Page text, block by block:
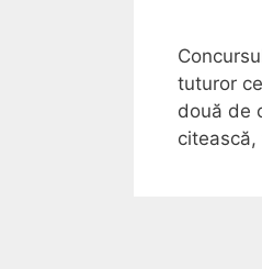
tuturor
două de